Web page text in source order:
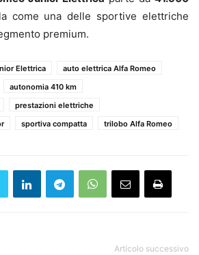
come una delle sportive elettriche
premium.
Elettrica
auto elettrica Alfa Romeo
autonomia 410 km
prestazioni elettriche
sportiva compatta trilobo Alfa Romeo
Articolo successivo